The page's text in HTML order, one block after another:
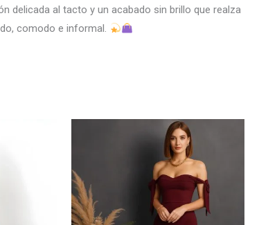
delicada al tacto y un acabado sin brillo que realza
comodo e informal.